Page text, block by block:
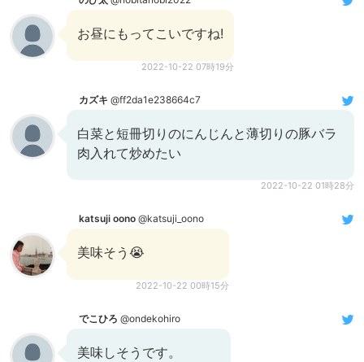
お昼にもってこいですね!
2022-10-22 07時19分
カズキ @ff2da1e238664c7
白菜と短冊切りのにんじんと薄切りの豚バラ
肉入れて炒めたい
2022-10-22 01時28分
katsuji oono @katsuji_oono
美味そう😭
2022-10-22 00時15分
でこひろ @ondekohiro
美味しそうです。